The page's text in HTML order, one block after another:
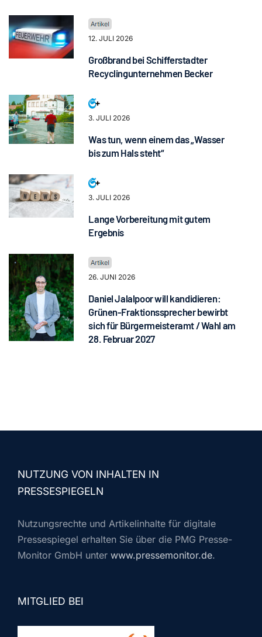
12. JULI 2026
Großbrand bei Schifferstadter
Recyclingunternehmen Becker
3. JULI 2026
Was tun, wenn einem das „Wasser
bis zum Hals steht“
3. JULI 2026
Lange Vorbereitung mit gutem
Ergebnis
26. JUNI 2026
Daniel Jalalpoor will kandidieren:
Grünen-Fraktionssprecher bewirbt
sich für Bürgermeisteramt / Wahl am
28. Februar 2027
NUTZUNG VON INHALTEN IN
PRESSESPIEGELN
Nutzungsrechte und Artikelinhalte für digitale
Pressespiegel erhalten Sie über die PMG Presse-
Monitor GmbH unter www.pressemonitor.de.
MITGLIED BEI